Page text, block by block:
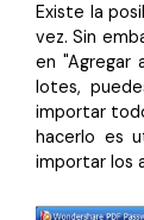
Existe la
vez. Sin
en "Agregar
lotes,
importar
hacerlo es
importar los